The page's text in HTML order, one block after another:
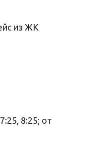
из ЖК
8:25; от